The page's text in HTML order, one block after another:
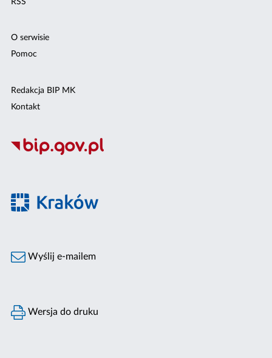
O serwisie
Pomoc
Redakcja BIP MK
Kontakt
Wyślij e-mailem
Wersja do druku